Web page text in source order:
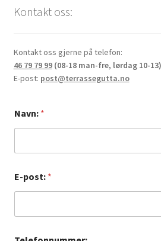
Kontakt oss:
Kontakt oss gjerne på telefon:
46 79 79 99(08-18 man-fre, lørdag 10-13)
E-post: post@terrassegutta.no
Navn: *
e
l
n
E-post: *